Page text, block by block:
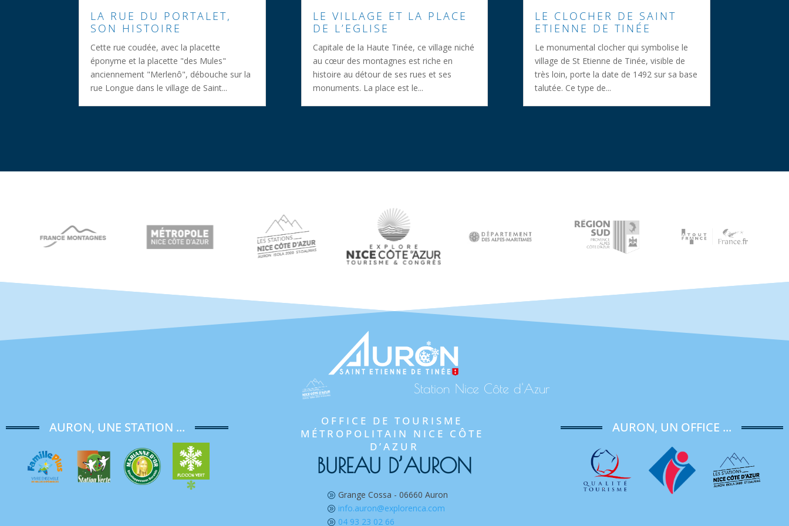
LA RUE DU PORTALET,
SON HISTOIRE
Cette rue coudée, avec la placette
éponyme et la placette "des Mules"
anciennement "Merlenô", débouche sur la
rue Longue dans le village de Saint...
LE VILLAGE ET LA PLACE
DE L’EGLISE
Capitale de la Haute Tinée, ce village niché
au cœur des montagnes est riche en
histoire au détour de ses rues et ses
monuments. La place est le...
LE CLOCHER DE SAINT
ETIENNE DE TINÉE
Le monumental clocher qui symbolise le
village de St Etienne de Tinée, visible de
très loin, porte la date de 1492 sur sa base
talutée. Ce type de...
Station Nice Côte d'Azur
AURON, UNE STATION ...
OFFICE DE TOURISME
MÉTROPOLITAIN NICE CÔTE
D’AZUR
BUREAU D’AURON
A Grange Cossa - 06660 Auron
A info.auron@explorenca.com
A 04 93 23 02 66
AURON, UN OFFICE ...